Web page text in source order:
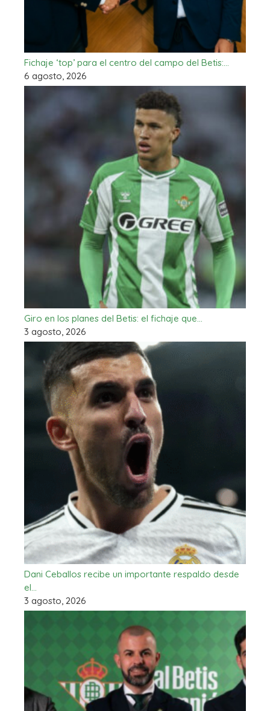
Fichaje ‘top’ para el centro del campo del Betis:…
6 agosto, 2026
Giro en los planes del Betis: el fichaje que…
3 agosto, 2026
Dani Ceballos recibe un importante respaldo desde
el…
3 agosto, 2026